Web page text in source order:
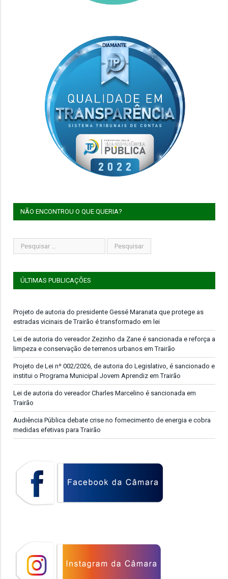
NÃO ENCONTROU O QUE QUERIA?
ÚLTIMAS PUBLICAÇÕES
Projeto de autoria do presidente Gessé Maranata que protege as
estradas vicinais de Trairão é transformado em lei
Lei de autoria do vereador Zezinho da Zane é sancionada e reforça a
limpeza e conservação de terrenos urbanos em Trairão
Projeto de Lei nº 002/2026, de autoria do Legislativo, é sancionado e
institui o Programa Municipal Jovem Aprendiz em Trairão
Lei de autoria do vereador Charles Marcelino é sancionada em
Trairão
Audiência Pública debate crise no fornecimento de energia e cobra
medidas efetivas para Trairão